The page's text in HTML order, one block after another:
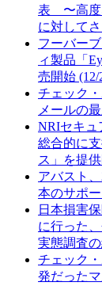
表 〜高度
に対して
フーバー
ィ製品「
売開始 (12/
チェック
メールの
NRIセキュ
総合的に
ス」を提
アバスト
本のサポ
日本損害
に行った
実態調査
チェック
発だった